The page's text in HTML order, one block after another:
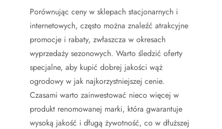
Porównując ceny w sklepach stacjonarnych i
internetowych, często można znaleźć atrakcyjne
promocje i rabaty, zwłaszcza w okresach
wyprzedaży sezonowych. Warto śledzić oferty
specjalne, aby kupić dobrej jakości wąż
ogrodowy w jak najkorzystniejszej cenie.
Czasami warto zainwestować nieco więcej w
produkt renomowanej marki, która gwarantuje
wysoką jakość i długą żywotność, co w dłuższej